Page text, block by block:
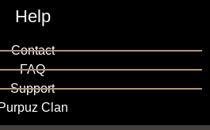
Help
Contact
FAQ
Support
Purpuz Clan